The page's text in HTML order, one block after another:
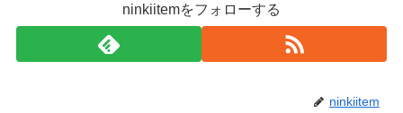
ninkiitemをフォローする
ninkiitem